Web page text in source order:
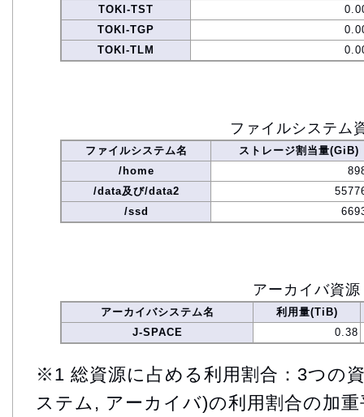
TOKI-TST
TOKI-TGP
TOKI-TLM
ファイルシステム
ファイルシステム名
ストレージ割当量(GiB)
/home
/data及び/data2
/ssd
アーカイバ資源
アーカイバシステム名
利用量(TiB)
J-SPACE
0.38
※1 総資源に占める利用割合：3つの
ステム, アーカイバ)の利用割合の加重